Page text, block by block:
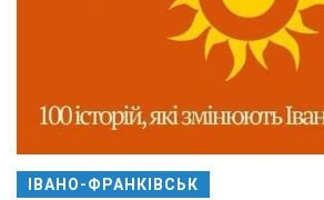
ІВАНО-ФРАНКІВСЬК